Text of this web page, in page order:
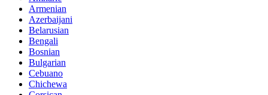
Armenian
Azerbaijani
Belarusian
Bengali
Bosnian
Bulgarian
Cebuano
Chichewa